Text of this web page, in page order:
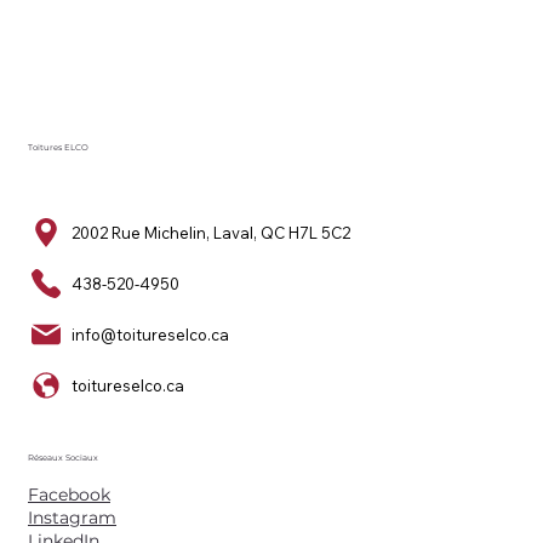
Toitures ELCO
2002 Rue Michelin, Laval, QC H7L 5C2
438-520-4950
info@toitureselco.ca
toitureselco.ca
Réseaux Sociaux
Facebook
Instagram